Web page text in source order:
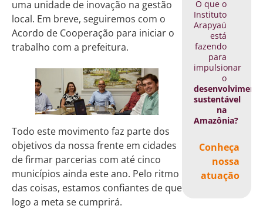
O que o
Instituto
Arapyaú
está
fazendo
para
impulsionar
o
sustentável
na
Amazônia?
Conheça
nossa
atuação
uma unidade de inovação na gestão
local. Em breve, seguiremos com o
Acordo de Cooperação para iniciar o
trabalho com a prefeitura.
Todo este movimento faz parte dos
objetivos da nossa frente em cidades
de firmar parcerias com até cinco
municípios ainda este ano. Pelo ritmo
das coisas, estamos confiantes de que
logo a meta se cumprirá.